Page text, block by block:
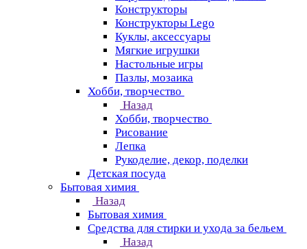
Конструкторы
Конструкторы Lego
Куклы, аксессуары
Мягкие игрушки
Настольные игры
Пазлы, мозаика
Хобби, творчество
Назад
Хобби, творчество
Рисование
Лепка
Рукоделие, декор, поделки
Детская посуда
Бытовая химия
Назад
Бытовая химия
Средства для стирки и ухода за бельем
Назад